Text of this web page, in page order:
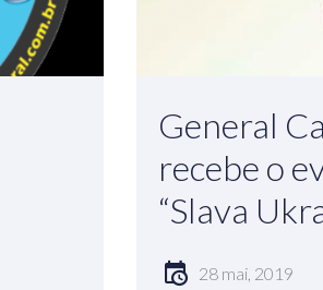
General
recebe o
“Slava
28 mai, 2019